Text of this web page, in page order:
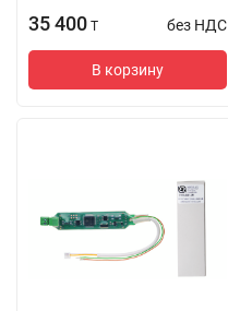
35 400 T без НДС
В корзину